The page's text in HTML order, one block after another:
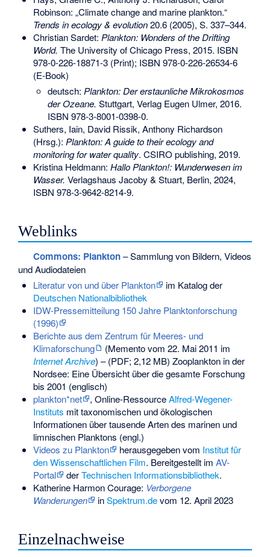
Robinson: „Climate change and marine plankton.“
Trends in ecology & evolution20.6 (2005), S. 337–344.
Christian Sardet: Plankton: Wonders of the Drifting
World. The University of Chicago Press, 2015. ISBN
978-0-226-18871-3(Print); ISBN 978-0-226-26534-6
(E-Book)
deutsch: Plankton: Der erstaunliche Mikrokosmos
der Ozeane. Stuttgart, Verlag Eugen Ulmer, 2016.
ISBN 978-3-8001-0398-0.
Suthers, Iain, David Rissik, Anthony Richardson
(Hrsg.): Plankton: A guide to their ecology and
monitoring for water quality. CSIRO publishing, 2019.
Kristina Heldmann: Hallo Plankton!: Wunderwesen im
Wasser. Verlagshaus Jacoby & Stuart, Berlin, 2024,
ISBN 978-3-9642-8214-9.
Weblinks
Commons: Plankton– Sammlung von Bildern, Videos
und Audiodateien
Literatur von und über Plankton
im Katalog der
Deutschen Nationalbibliothek
IDW-Pressemitteilung 150 Jahre Planktonforschung
(1996)
Berichte aus dem Zentrum für Meeres- und
Klimaforschung
(Mementovom 22. Mai 2011 im
Internet Archive) – (PDF; 2,12 MB) Zooplankton in der
Nordsee: Eine Übersicht über die gesamte Forschung
bis 2001 (englisch)
plankton*net
, Online-RessourceAlfred-Wegener-
Instituts mit taxonomischen und ökologischen
Informationen über tausende Arten des marinen und
limnischen Planktons (engl.)
Videos zu Plankton
herausgegeben vom Institut für
den Wissenschaftlichen Film. Bereitgestellt im AV-
Portal
derTechnischen Informationsbibliothek.
Katherine Harmon Courage: Verborgene
Wanderungen
inSpektrum.devom 12. April 2023
Einzelnachweise